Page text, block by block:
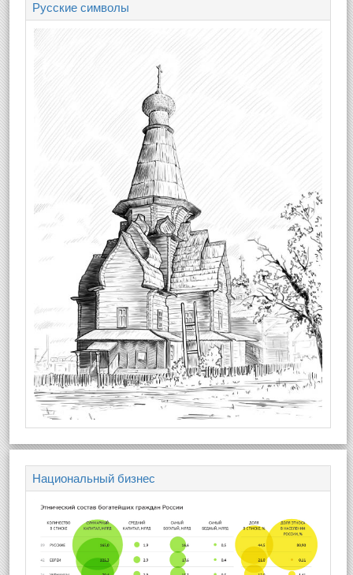
Русские символы
Национальный бизнес